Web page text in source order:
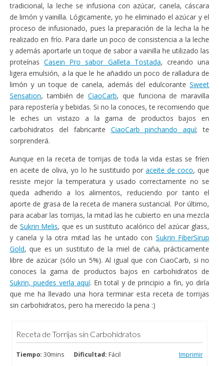
tradicional, la leche se infusiona con azúcar, canela, cáscara
de limón y vainilla. Lógicamente, yo he eliminado el azúcar y el
proceso de infusionado, pues la preparación de la lecha la he
realizado en frío. Para darle un poco de consistencia a la leche
y además aportarle un toque de sabor a vainilla he utilizado las
proteínasCasein Pro sabor Galleta Tostada, creando una
ligera emulsión, a la que le he añadido un poco de ralladura de
limón y un toque de canela, además del edulcorante Sweet
Sensation, también deCiaoCarb, que funciona de maravilla
para repostería y bebidas. Si no la conoces, te recomiendo que
le eches un vistazo a la gama de productos bajos en
carbohidratos del fabricante CiaoCarb pinchando aquí; te
sorprenderá.
Aunque en la receta de torrijas de toda la vida estas se fríen
en aceite de oliva, yo lo he sustituido poraceite de coco, que
resiste mejor la temperatura y usado correctamente no se
queda adherido a los alimentos, reduciendo por tanto el
aporte de grasa de la receta de manera sustancial. Por último,
para acabar las torrijas, la mitad las he cubierto en una mezcla
de Sukrin Melis, que es un sustituto acalórico del azúcar glass,
y canela y la otra mitad las he untado con Sukrin FiberSirup
Gold, que es un sustituto de la miel de caña, prácticamente
libre de azúcar (sólo un 5%). Al igual que con CiaoCarb, si no
conoces la gama de productos bajos en carbohidratos de
Sukrin, puedes verla aquí. En total y de principio a fin, yo diría
que me ha llevado una hora terminar esta receta de torrijas
sin carbohidratos, pero ha merecido la pena :)
Receta de Torrijas sin Carbohidratos
Tiempo: 30mins Dificultad:Fácil Imprimir